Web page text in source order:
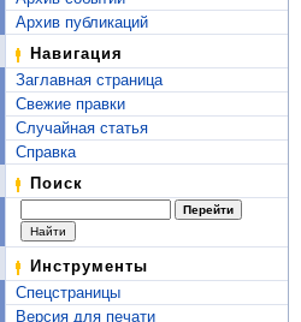
Архив публикаций
Навигация
Заглавная страница
Свежие правки
Случайная статья
Справка
Поиск
Инструменты
Спецстраницы
Версия для печати